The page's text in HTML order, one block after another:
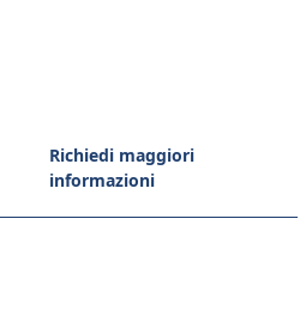
Richiedi maggiori
informazioni